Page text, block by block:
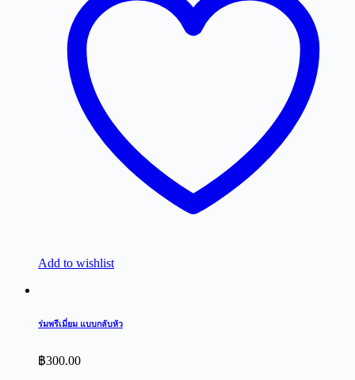
Add to wishlist
ร่มพรีเมี่ยม แบบกลับหัว
฿300.00